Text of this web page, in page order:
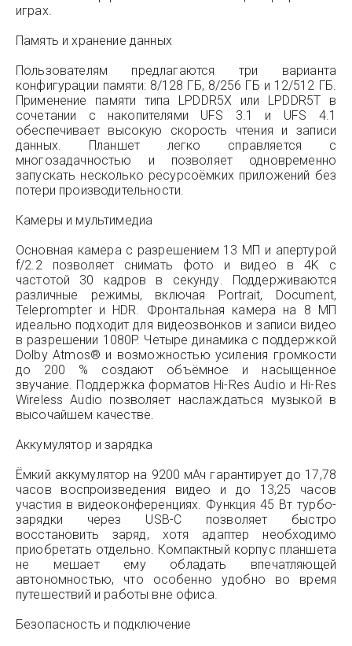
играх.
Память и хранение данных
Пользователям предлагаются три варианта
конфигурации памяти: 8/128 ГБ, 8/256 ГБ и 12/512 ГБ.
Применение памяти типа LPDDR5X или LPDDR5T в
сочетании с накопителями UFS 3.1 и UFS 4.1
обеспечивает высокую скорость чтения и записи
данных. Планшет легко справляется с
многозадачностью и позволяет одновременно
запускать несколько ресурсоёмких приложений без
потери производительности.
Камеры и мультимедиа
Основная камера с разрешением 13 МП и апертурой
f/2.2 позволяет снимать фото и видео в 4K с
частотой 30 кадров в секунду. Поддерживаются
различные режимы, включая Portrait, Document,
Teleprompter и HDR. Фронтальная камера на 8 МП
идеально подходит для видеозвонков и записи видео
в разрешении 1080P. Четыре динамика с поддержкой
Dolby Atmos® и возможностью усиления громкости
до 200 % создают объёмное и насыщенное
звучание. Поддержка форматов Hi-Res Audio и Hi-Res
Wireless Audio позволяет наслаждаться музыкой в
высочайшем качестве.
Аккумулятор и зарядка
Ёмкий аккумулятор на 9200 мАч гарантирует до 17,78
часов воспроизведения видео и до 13,25 часов
участия в видеоконференциях. Функция 45 Вт турбо-
зарядки через USB-C позволяет быстро
восстановить заряд, хотя адаптер необходимо
приобретать отдельно. Компактный корпус планшета
не мешает ему обладать впечатляющей
автономностью, что особенно удобно во время
путешествий и работы вне офиса.
Безопасность и подключение